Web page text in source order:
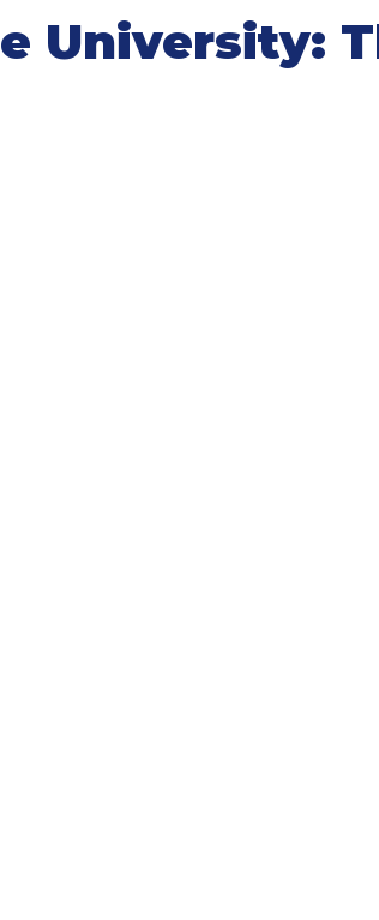
University: